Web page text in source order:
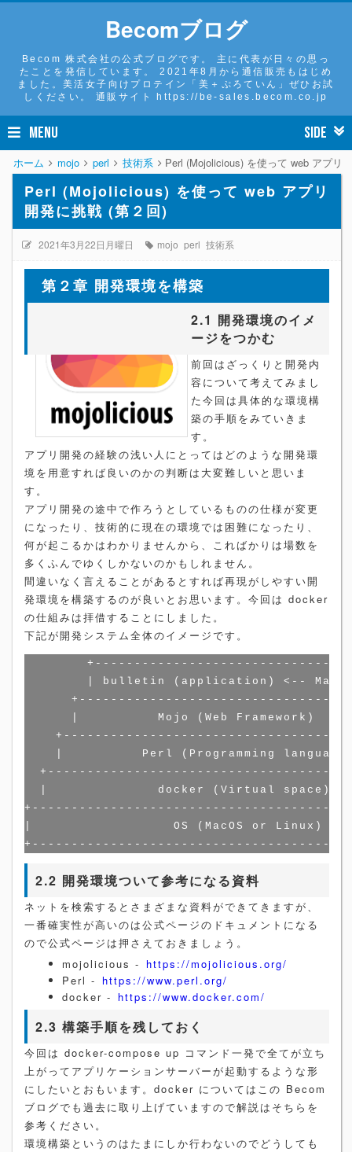
Becomブログ
Becom 株式会社の公式ブログです。 主に代表が日々の思っ
たことを発信しています。 2021年8月から通信販売もはじめ
ました。美活女子向けプロテイン「美＋ぷろていん」ぜひお試
しください。 通販サイト https://be-sales.becom.co.jp
MENU SIDE
ホーム mojo perl 技術系 Perl (Mojolicious) を使って web アプリ
Perl (Mojolicious) を使って web アプリ
開発に挑戦 (第２回)
2021年3月22日月曜日 mojo perl 技術系
第２章 開発環境を構築
2.1 開発環境のイメ
ージをつかむ
前回はざっくりと開発内
容について考えてみまし
た今回は具体的な環境構
築の手順をみていきま
す。
アプリ開発の経験の浅い人にとってはどのような開発環
境を用意すれば良いのかの判断は大変難しいと思いま
す。
アプリ開発の途中で作ろうとしているものの仕様が変更
になったり、技術的に現在の環境では困難になったり、
何が起こるかはわかりませんから、こればかりは場数を
多くふんでゆくしかないのかもしれません。
間違いなく言えることがあるとすれば再現がしやすい開
発環境を構築するのが良いとお思います。今回は docker
の仕組みは拝借することにしました。
下記が開発システム全体のイメージです。
| bulletin (application) <-- Make
|          Mojo (Web Framework)
|          Perl (Programming
|              docker (Virtual space)
|                  OS (MacOS or
2.2 開発環境ついて参考になる資料
ネットを検索するとさまざまな資料ができてきますが、
一番確実性が高いのは公式ページのドキュメントになる
ので公式ページは押さえておきましょう。
mojolicious - https://mojolicious.org/
Perl - https://www.perl.org/
docker - https://www.docker.com/
2.3 構築手順を残しておく
今回は docker-compose up コマンド一発で全てが立ち
上がってアプリケーションサーバーが起動するような形
にしたいとおもいます。docker についてはこの Becom
ブログでも過去に取り上げていますので解説はそちらを
参考ください。
環境構築というのはたまにしか行わないのでどうしても